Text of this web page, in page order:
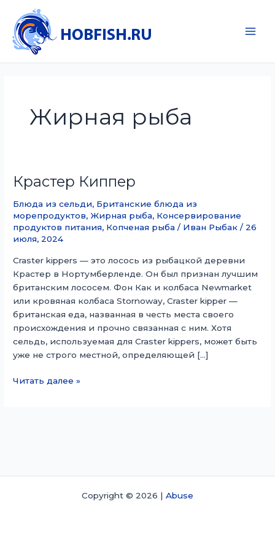
содержимому
Жирная рыба
Крастер Киппер
Блюда из сельди, Британские блюда из
морепродуктов, Жирная рыба, Консервирование
продуктов питания, Копченая рыба / Иван Рыбак/ 26
июля, 2024
Craster kippers — это лосось из рыбацкой деревни
Крастер в Нортумберленде. Он был признан лучшим
британским лососем. Фон Как и колбаса Newmarket
или кровяная колбаса Stornoway, Craster kipper —
британская еда, названная в честь места своего
происхождения и прочно связанная с ним. Хотя
сельдь, используемая для Craster kippers, может быть
уже не строго местной, определяющей […]
Крастер
Читать далее »
Copyright © 2026 | Abuse